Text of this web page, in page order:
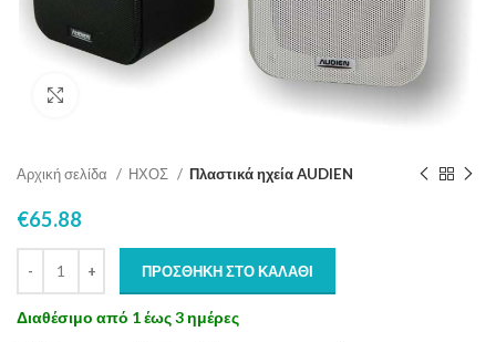
Αρχική σελίδα ΗΧΟΣ Πλαστικά ηχεία AUDIEN
€65.88
ΠΡΟΣΘΉΚΗ ΣΤΟ ΚΑΛΆΘΙ
Διαθέσιμο από 1 έως 3 ημέρες